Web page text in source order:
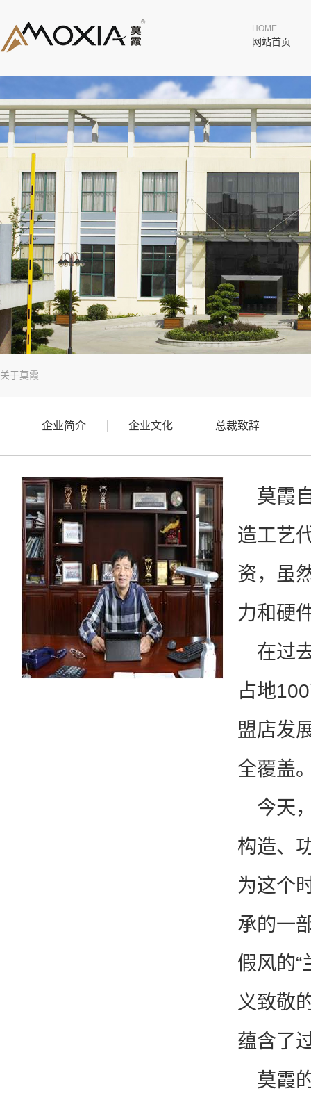
HOME
网站首页
关于莫霞
企业简介 企业文化 总裁致辞
莫霞
造工艺
资，虽
力和硬
在过
占地
盟店发
全覆盖
今天
构造、
为这个
承的一
假风的“
义致敬
蕴含了
莫霞